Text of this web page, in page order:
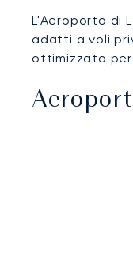
L'Aeroporto di
adatti a voli
ottimizzato per